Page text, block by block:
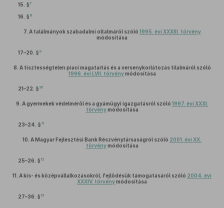
15. §7
16. § 8
7. A találmányok szabadalmi oltalmáról szóló 1995. évi XXXIII. törvény
módosítása
17–20. § 9
8. A tisztességtelen piaci magatartás és a versenykorlátozás tilalmáról szóló
1996. évi LVII. törvénymódosítása
21–22. § 10
9. A gyermekek védelméről és a gyámügyi igazgatásról szóló 1997. évi XXXI.
törvénymódosítása
23–24. § 11
10. A Magyar Fejlesztési Bank Részvénytársaságról szóló 2001. évi XX.
törvénymódosítása
25–26. § 12
11. A kis- és középvállalkozásokról, fejlődésük támogatásáról szóló 2004. évi
XXXIV. törvénymódosítása
27–36. § 13